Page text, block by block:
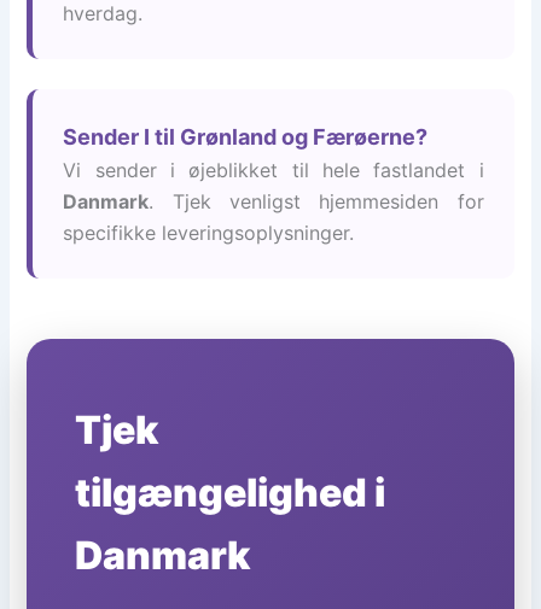
hverdag.
Sender I til Grønland og Færøerne?
Vi sender i øjeblikket til hele fastlandet i
Danmark. Tjek venligst hjemmesiden for
specifikke leveringsoplysninger.
Tjek
tilgængelighed i
Danmark